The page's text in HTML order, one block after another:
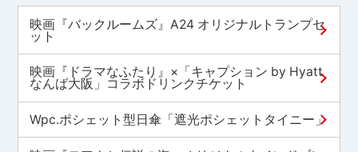
映画『バックルームズ』A24 オリジナルトランプセ
ット
映画『ドラマなふたり』×「キャプション by Hyatt
なんば大阪」コラボドリンクチケット
Wpc.ポシェット型日傘「遮光ポシェットタイニー」